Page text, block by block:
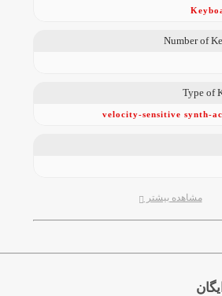
velocity-sensitive synth-
مشاهده بیشتر